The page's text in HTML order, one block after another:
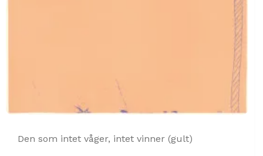
Den som intet våger, intet vinner (gult)